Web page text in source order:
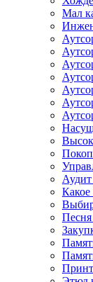
Мал
Аудит
Песня